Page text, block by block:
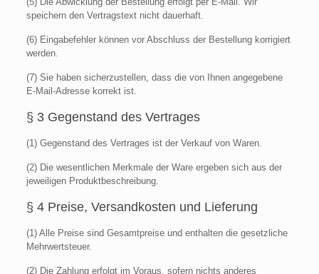
speichern den Vertragstext nicht dauerhaft.
(6) Eingabefehler können vor Abschluss der Bestellung korrigiert
werden.
(7) Sie haben sicherzustellen, dass die von Ihnen angegebene
E-Mail-Adresse korrekt ist.
§ 3 Gegenstand des Vertrages
(1) Gegenstand des Vertrages ist der Verkauf von Waren.
(2) Die wesentlichen Merkmale der Ware ergeben sich aus der
jeweiligen Produktbeschreibung.
§ 4 Preise, Versandkosten und Lieferung
(1) Alle Preise sind Gesamtpreise und enthalten die gesetzliche
Mehrwertsteuer.
(2) Die Zahlung erfolgt im Voraus, sofern nichts anderes